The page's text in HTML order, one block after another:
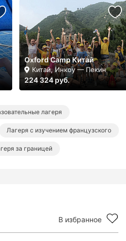
В избранное
Oxford Camp Китай
Китай, Инкоу — Пекин
224 324 руб.
лагеря
Лагеря с изучением французского
за границей
за границей